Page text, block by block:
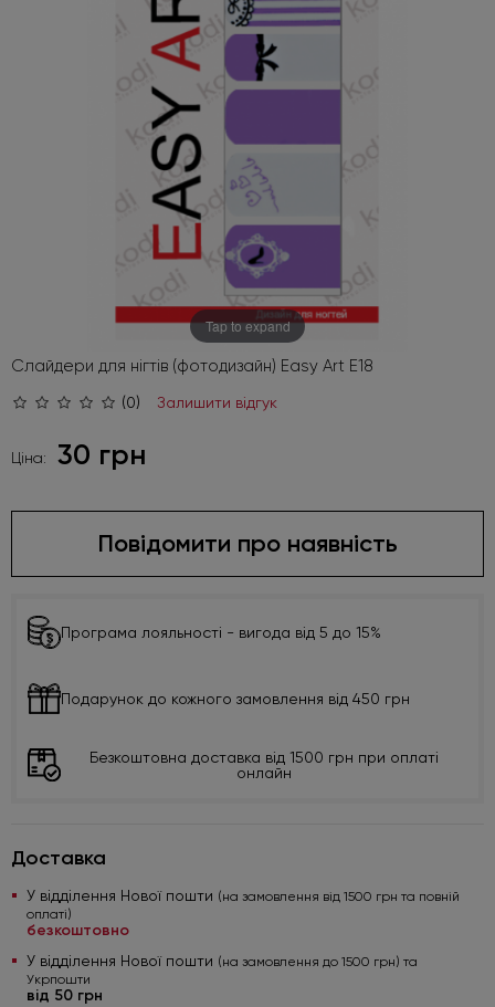
Tap to expand
Слайдери для нігтів (фотодизайн) Easy Art E18
(0) Залишити відгук
Ціна: 30 грн
Повідомити про наявність
Програма лояльності - вигода від 5 до 15%
Подарунок до кожного замовлення від 450 грн
Безкоштовна доставка від 1500 грн при оплаті
онлайн
Доставка
У відділення Нової пошти (на замовлення від 1500 грн та повній
оплаті)
безкоштовно
У відділення Нової пошти (на замовлення до 1500 грн) та
Укрпошти
від 50 грн